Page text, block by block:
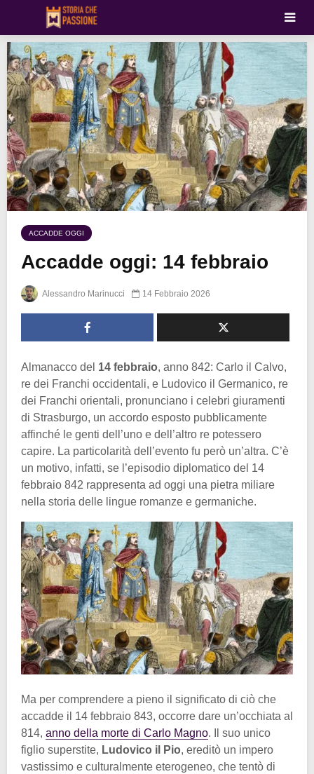
ACCADDE OGGI
Accadde oggi: 14 febbraio
Alessandro Marinucci 14 Febbraio 2026
Almanacco del 14 febbraio, anno 842: Carlo il Calvo,
re dei Franchi occidentali, e Ludovico il Germanico, re
dei Franchi orientali, pronunciano i celebri giuramenti
di Strasburgo, un accordo esposto pubblicamente
affinché le genti dell’uno e dell’altro re potessero
capire. La particolarità dell’evento fu però un’altra. C’è
un motivo, infatti, se l’episodio diplomatico del 14
febbraio 842 rappresenta ad oggi una pietra miliare
nella storia delle lingue romanze e germaniche.
Ma per comprendere a pieno il significato di ciò che
accadde il 14 febbraio 843, occorre dare un’occhiata al
814, anno della morte di Carlo Magno. Il suo unico
figlio superstite, Ludovico il Pio, ereditò un impero
vastissimo e culturalmente eterogeneo, che tentò di